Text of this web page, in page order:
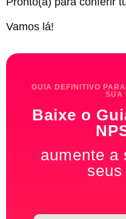
Vamos lá!
GUIA DEFINITIVO
SUA
Baixe o
aumente a